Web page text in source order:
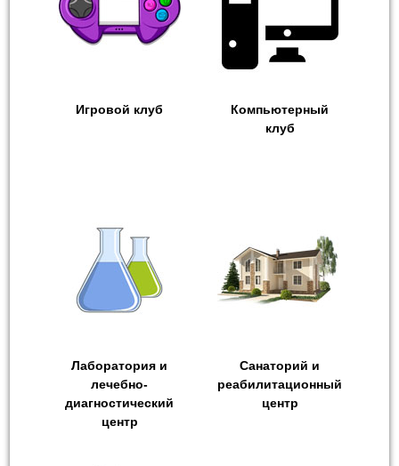
Игровой клуб
Компьютерный
клуб
Лаборатория и
лечебно-
диагностический
центр
Санаторий и
реабилитационный
центр